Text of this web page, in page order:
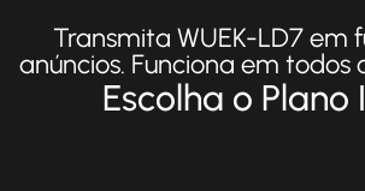
Transmita WUEK-LD7 em
anúncios. Funciona em todos
Escolha o Plano